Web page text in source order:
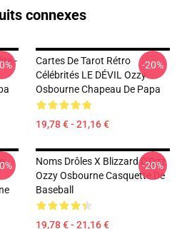
connexes
-
Cartes De Tarot Rétro
Célébrités LE DÉVIL Ozzy
Osbourne Chapeau De Papa
19,78 € - 21,16 €
-20%
Noms Drôles X Blizzard D'Ozz
Ozzy Osbourne Casquette De
Baseball
19,78 € - 21,16 €
-20%